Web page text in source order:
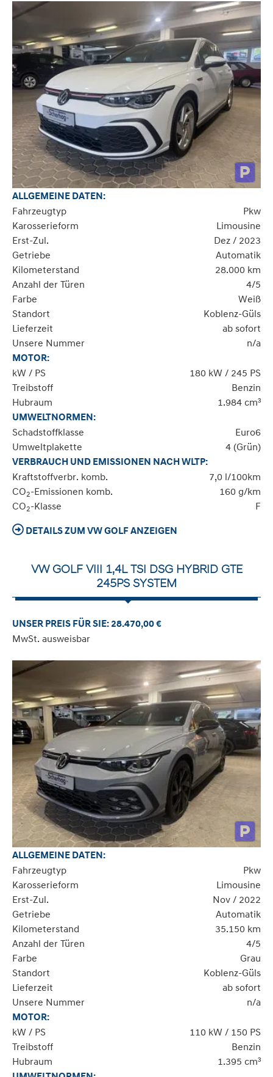
ALLGEMEINE DATEN:
Fahrzeugtyp
Pkw
Karosserieform
Limousine
Erst-Zul.
Dez / 2023
Getriebe
Automatik
Kilometerstand
28.000 km
Anzahl der Türen
4/5
Farbe
Weiß
Standort
Koblenz-Güls
Lieferzeit
ab sofort
Unsere Nummer
n/a
MOTOR:
kW / PS
180 kW / 245 PS
Treibstoff
Benzin
Hubraum
1.984 cm³
UMWELTNORMEN:
Schadstoffklasse
Euro6
Umweltplakette
4 (Grün)
VERBRAUCH UND EMISSIONEN NACH WLTP:
Kraftstoffverbr. komb.
7,0 l/100km
CO2-Emissionen komb.
160 g/km
CO2-Klasse F
DETAILS ZUM VW GOLF ANZEIGEN
VW GOLF VIII 1,4L TSI DSG HYBRID GTE
245PS SYSTEM
UNSER PREIS FÜR SIE: 28.470,00 €
MwSt. ausweisbar
ALLGEMEINE DATEN:
Fahrzeugtyp
Pkw
Karosserieform
Limousine
Erst-Zul.
Nov / 2022
Getriebe
Automatik
Kilometerstand
35.150 km
Anzahl der Türen
4/5
Farbe
Grau
Standort
Koblenz-Güls
Lieferzeit
ab sofort
Unsere Nummer
n/a
MOTOR:
kW / PS
110 kW / 150 PS
Treibstoff
Benzin
Hubraum
1.395 cm³